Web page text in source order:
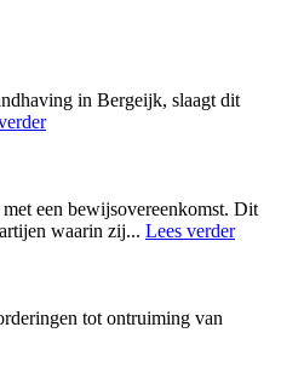
in Bergeijk, slaagt dit
een bewijsovereenkomst. Dit
waarin zij... Lees verder
tot ontruiming van